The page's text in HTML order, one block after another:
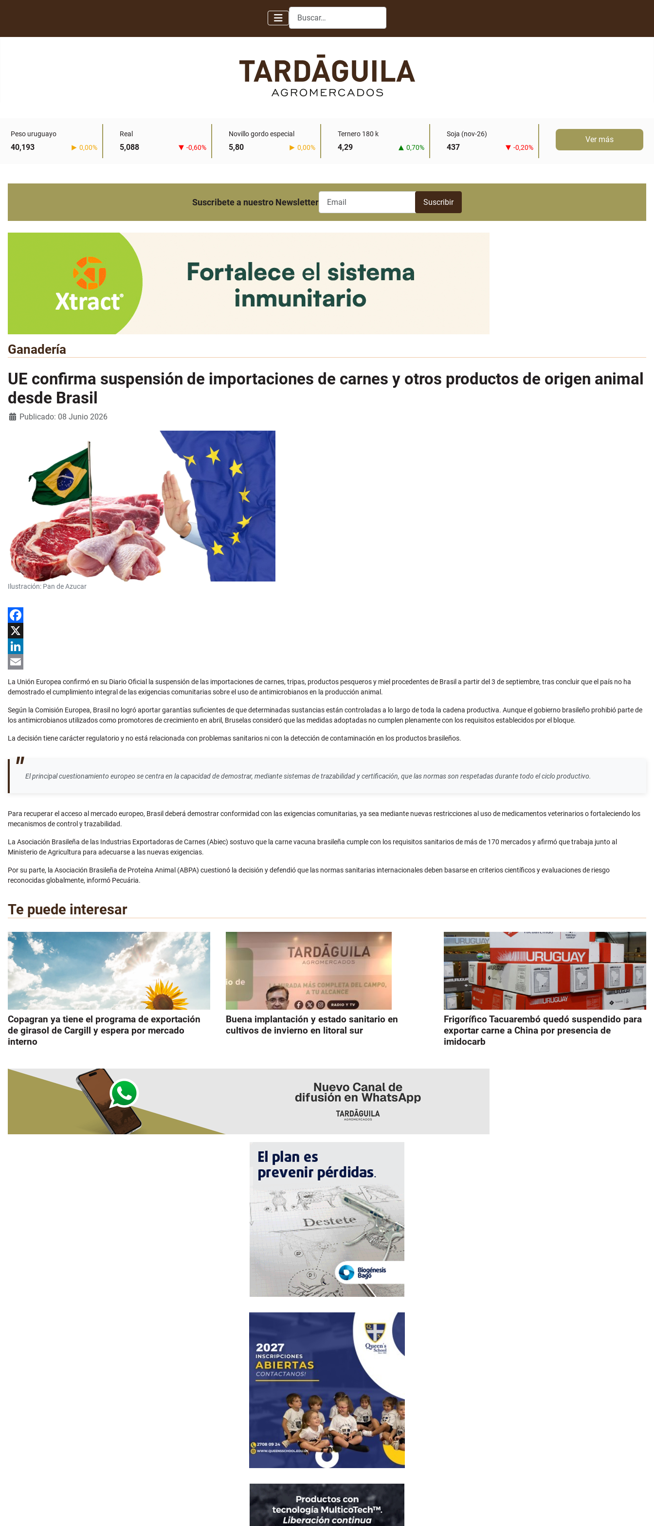
Buscar
Peso uruguayo
40,193 0,00%
Real
5,088 -0,60%
Novillo gordo especial
5,80 0,00%
Ternero 180 k
4,29 0,70%
Soja (nov-26)
437 -0,20%
Ver más
Suscribete a nuestro Newsletter
Ganadería
UE confirma suspensión de importaciones de carnes y otros productos de origen animal
desde Brasil
Detalles
Publicado: 08 Junio 2026
Ilustración: Pan de Azucar
Facebook
X
LinkedIn
La Unión Europea confirmó en su Diario Oficial la suspensión de las importaciones de carnes, tripas, productos pesqueros y miel procedentes de Brasil a partir del 3 de septiembre, tras concluir que el país no ha
demostrado el cumplimiento integral de las exigencias comunitarias sobre el uso de antimicrobianos en la producción animal.
Según la Comisión Europea, Brasil no logró aportar garantías suficientes de que determinadas sustancias están controladas a lo largo de toda la cadena productiva. Aunque el gobierno brasileño prohibió parte de
los antimicrobianos utilizados como promotores de crecimiento en abril, Bruselas consideró que las medidas adoptadas no cumplen plenamente con los requisitos establecidos por el bloque.
La decisión tiene carácter regulatorio y no está relacionada con problemas sanitarios ni con la detección de contaminación en los productos brasileños.
El principal cuestionamiento europeo se centra en la capacidad de demostrar, mediante sistemas de trazabilidad y certificación, que las normas son respetadas durante todo el ciclo productivo.
Para recuperar el acceso al mercado europeo, Brasil deberá demostrar conformidad con las exigencias comunitarias, ya sea mediante nuevas restricciones al uso de medicamentos veterinarios o fortaleciendo los
mecanismos de control y trazabilidad.
La Asociación Brasileña de las Industrias Exportadoras de Carnes (Abiec) sostuvo que la carne vacuna brasileña cumple con los requisitos sanitarios de más de 170 mercados y afirmó que trabaja junto al
Ministerio de Agricultura para adecuarse a las nuevas exigencias.
Por su parte, la Asociación Brasileña de Proteína Animal (ABPA) cuestionó la decisión y defendió que las normas sanitarias internacionales deben basarse en criterios científicos y evaluaciones de riesgo
reconocidas globalmente, informó Pecuária.
Te puede interesar
Copagran ya tiene el programa de exportación
de girasol de Cargill y espera por mercado
interno
Buena implantación y estado sanitario en
cultivos de invierno en litoral sur
Frigorífico Tacuarembó quedó suspendido para
exportar carne a China por presencia de
imidocarb